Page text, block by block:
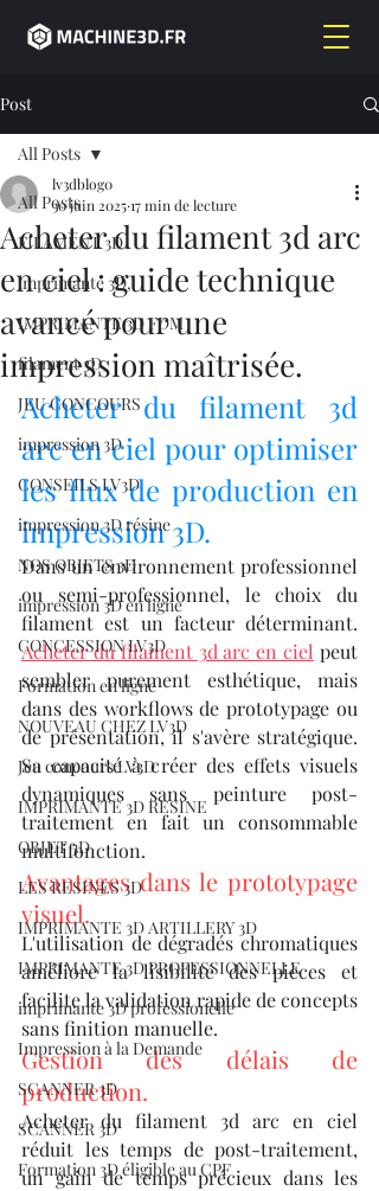
Post
All Posts
FILAMENT 3D
imprimante 3D,
IMPRIMANTE 3D FDM
filament 3D,
JEU CONCOURS
impression 3D
CONSEILS LV3D
impression 3D résine
NOS OBJETS 3D
impression 3D en ligne
CONCESSION LV3D
Formation en ligne
NOUVEAU CHEZ LV3D
Jeu concours LV3D
IMPRIMANTE 3D RESINE
OBJET 3D
LES RESINES 3D
IMPRIMANTE 3D ARTILLERY 3D
IMPRIMANTE 3D PROFESSIONNELLE
imprimante 3D professionelle
Impression à la Demande
SCANNER 3D
SCANNER 3D
Formation 3D éligible au CPF
All Posts
Acheter du filament 3d arc
en ciel : guide technique
avancé pour une
impression maîtrisée.
lv3dblog0
30 juin 202517 min de lecture
Acheter du filament 3d
arc en ciel pour optimiser
les flux de production en
impression 3D.
Dans un environnement professionnel
ou semi-professionnel, le choix du
Acheter du filament 3d arc en ciel peut
sembler purement esthétique, mais
dans des workflows de prototypage ou
de présentation, il s'avère stratégique.
Sa capacité à créer des effets visuels
dynamiques sans peinture post-
traitement en fait un consommable
multifonction.
Avantages dans le prototypage
visuel.
L'utilisation de dégradés chromatiques
améliore la lisibilité des pièces et
facilite la validation rapide de concepts
sans finition manuelle.
Gestion des délais de
production.
Acheter du filament 3d arc en ciel
réduit les temps de post-traitement,
un gain de temps précieux dans les